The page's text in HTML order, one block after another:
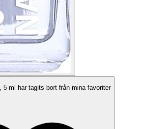
5 ml har tagits bort från mina favoriter